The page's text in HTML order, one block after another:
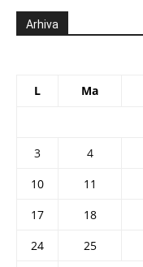
Arhiva
L Ma
3
4
10
11
17
18
24
25